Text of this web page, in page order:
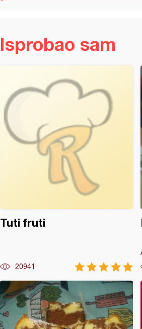
Isprobao sam
Tuti fruti
20941